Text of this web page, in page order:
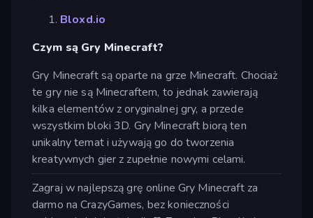
Bloxd.io
Czym są Gry Minecraft?
Gry Minecraft są oparte na grze Minecraft. Chociaż
te gry nie są Minecraftem, to jednak zawierają
kilka elementów z oryginalnej gry, a przede
wszystkim bloki 3D. Gry Minecraft biorą ten
unikalny temat i używają go do tworzenia
kreatywnych gier z zupełnie nowymi celami.
Zagraj w najlepszą grę online Gry Minecraft za
darmo na CrazyGames, bez konieczności